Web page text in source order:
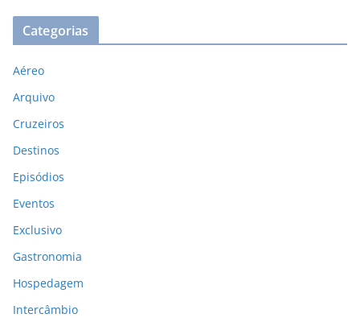
Categorias
Aéreo
Arquivo
Cruzeiros
Destinos
Episódios
Eventos
Exclusivo
Gastronomia
Hospedagem
Intercâmbio